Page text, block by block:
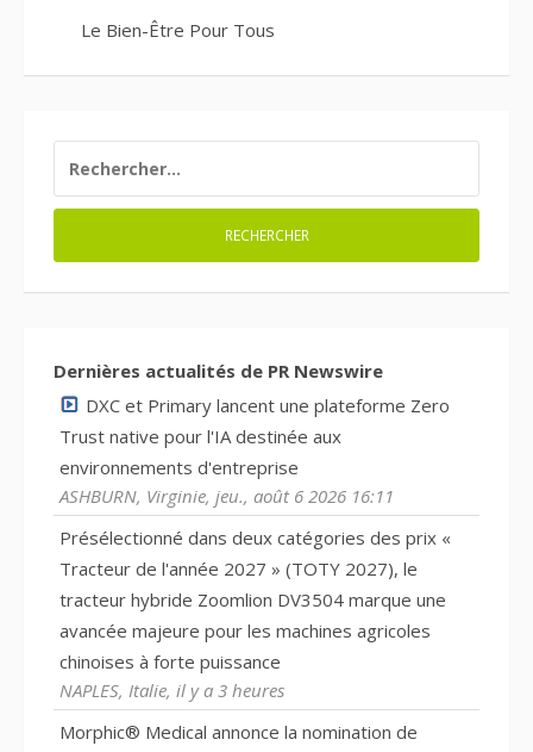
Le Bien-Être Pour Tous
Dernières actualités de PR Newswire
DXC et Primary lancent une plateforme Zero
Trust native pour l'IA destinée aux
environnements d'entreprise
ASHBURN, Virginie, jeu., août 6 2026 16:11
Présélectionné dans deux catégories des prix «
Tracteur de l'année 2027 » (TOTY 2027), le
tracteur hybride Zoomlion DV3504 marque une
avancée majeure pour les machines agricoles
chinoises à forte puissance
NAPLES, Italie, il y a 3 heures
Morphic® Medical annonce la nomination de